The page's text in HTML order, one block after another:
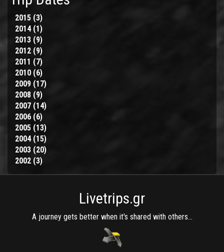
2015 (3)
2014 (1)
2013 (9)
2012 (9)
2011 (7)
filter
2010 (6)
2010
2009 (17)
2008 (9)
2008
2007 (14)
2006 (6)
2006
filter
2005 (13)
2004 (15)
2003 (20)
filter
2002 (3)
2002
Livetrips.gr
A journey gets better when it's shared with others...